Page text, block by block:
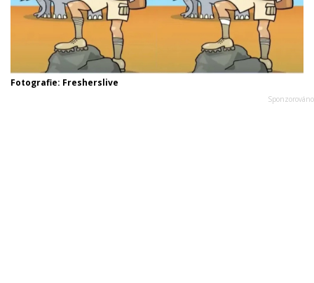
Fotografie: Fresherslive